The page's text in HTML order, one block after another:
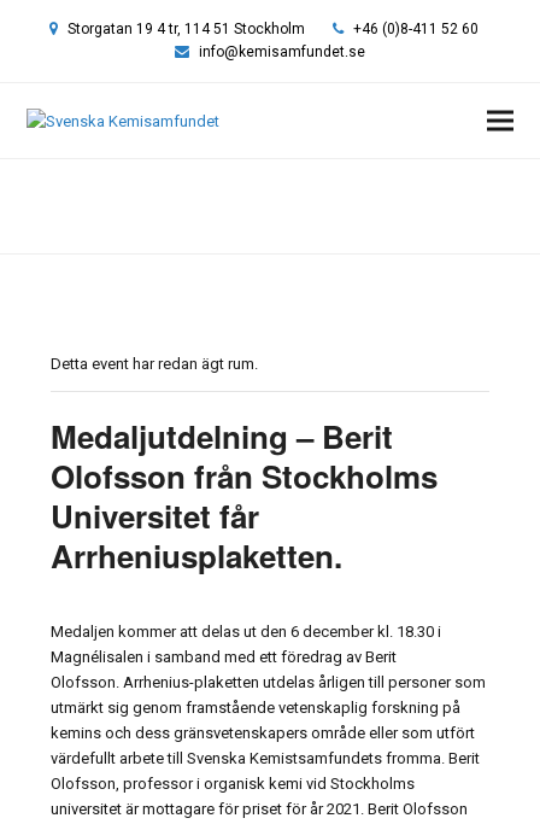
Storgatan 19 4 tr, 114 51 Stockholm
+46 (0)8-411 52 60
info@kemisamfundet.se
Detta event har redan ägt rum.
Medaljutdelning – Berit
Olofsson från Stockholms
Universitet får
Arrheniusplaketten.
Medaljen kommer att delas ut den 6 december kl. 18.30 i
Magnélisalen i samband med ett föredrag av Berit
Olofsson. Arrhenius-plaketten utdelas årligen till personer som
utmärkt sig genom framstående vetenskaplig forskning på
kemins och dess gränsvetenskapers område eller som utfört
värdefullt arbete till Svenska Kemistsamfundets fromma. Berit
Olofsson, professor i organisk kemi vid Stockholms
universitet är mottagare för priset för år 2021. Berit Olofsson